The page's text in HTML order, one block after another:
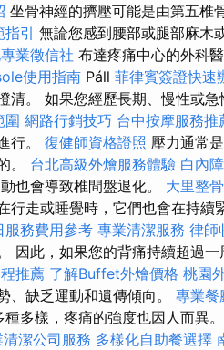
坐骨神經的擠壓可能是由第五椎
指引 無論您感到腰部或腿部麻木
業徵信社 布達疼痛中心的外科
使用指南 Páll 菲律賓簽證快速
清。 如果您經歷長期、慢性或急
圍 網路行銷技巧 台中按摩服務推
行。 復健師資格證照 壓力通常
。 台北高級外燴服務體驗 白內
也會導致椎間盤退化。 大里整
行走或睡覺時，它們也會在持續
服務費用參考 專業清潔服務 律師
因此，如果您的背痛持續超過
推薦 了解Buffet外燴價格 桃園
、缺乏運動和遺傳傾向。 專業餐
多樣，疼痛的強度也因人而異。
潔公司服務 多樣化自助餐選擇